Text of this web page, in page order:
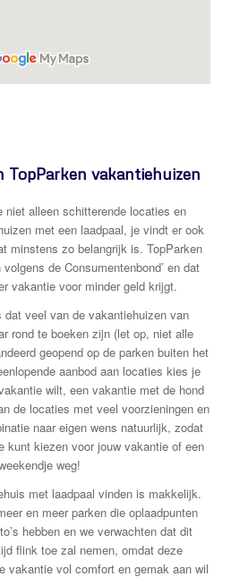
TopParken vakantiehuizen
niet alleen schitterende locaties en
met een laadpaal, je vindt er ook
minstens zo belangrijk is. TopParken
de Consumentenbond’ en dat
vakantie voor minder geld krijgt.
dat veel van de vakantiehuizen van
rond te boeken zijn (let op, niet alle
geopend op de parken buiten het
aanbod aan locaties kies je
wilt, een vakantie met de hond
de locaties met veel voorzieningen en
naar eigen wens natuurlijk, zodat
kunt kiezen voor jouw vakantie of een
weg!
met laadpaal vinden is makkelijk.
en meer parken die oplaadpunten
hebben en we verwachten dat dit
flink toe zal nemen, omdat deze
vakantie vol comfort en gemak aan wil